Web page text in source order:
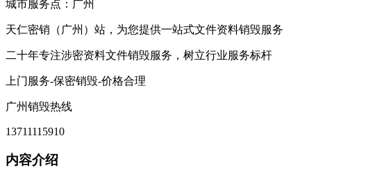
城市服务点：广州
天仁密销（广州）站，为您提供一站式文件资料销毁服务
二十年专注涉密资料文件销毁服务，树立行业服务标杆
上门服务-保密销毁-价格合理
广州销毁热线
13711115910
内容介绍